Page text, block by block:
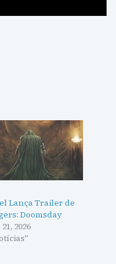
Lança Trailer de
Doomsday
2026